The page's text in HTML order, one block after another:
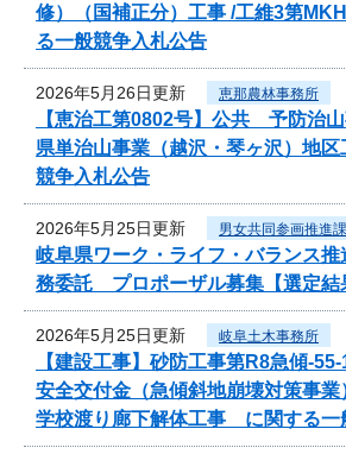
修）（国補正分）工事 /工維3第
る一般競争入札公告
2026年5月26日更新 恵那農林事務所
【恵治工第0802号】公共 予防治
県単治山事業（越沢・琴ヶ沢）地
競争入札公告
2026年5月25日更新 男女共同参画推進課
岐阜県ワーク・ライフ・バランス
務委託 プロポーザル募集【選定結
2026年5月25日更新 岐阜土木事務所
【建設工事】砂防工事第R8急傾-
安全交付金（急傾斜地崩壊対策事
学校渡り廊下解体工事 に関する一